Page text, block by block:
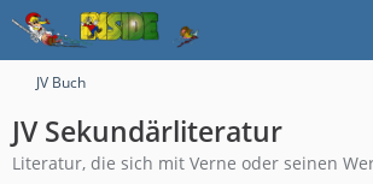
JV Buch
JV Sekundärliteratur
Literatur, die sich mit Verne oder seinen